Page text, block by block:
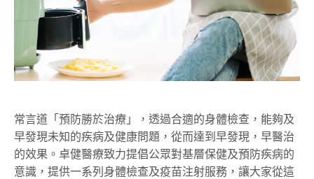
常言道「預防勝於治療」，透過合適的身體檢查，能夠及
早發現未知的疾病及健康問題，從而達到早發現，早醫治
的效果。卓健醫療致力提倡公眾對基層保健及預防疾病的
意識，提供一系列身體檢查及疫苗注射服務，讓大家從這